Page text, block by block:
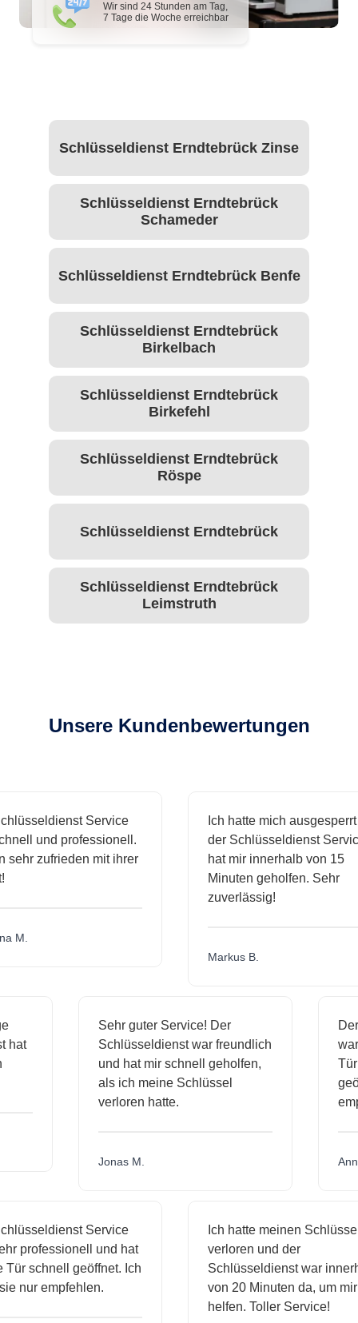
Wir sind 24 Stunden am Tag,
7 Tage die Woche erreichbar
Schlüsseldienst Erndtebrück Zinse
Schlüsseldienst Erndtebrück
Schameder
Schlüsseldienst Erndtebrück Benfe
Schlüsseldienst Erndtebrück
Birkelbach
Schlüsseldienst Erndtebrück
Birkefehl
Schlüsseldienst Erndtebrück
Röspe
Schlüsseldienst Erndtebrück
Schlüsseldienst Erndtebrück
Leimstruth
Unsere Kundenbewertungen
Service
und professionell.
zufrieden mit ihrer
M.
Ich hatte mich ausgesperrt
der Schlüsseldienst Service
hat mir innerhalb von 15
Minuten geholfen. Sehr
zuverlässig!
Markus B.
hat
Sehr guter Service! Der
Schlüsseldienst war freundlich
und hat mir schnell geholfen,
als ich meine Schlüssel
verloren hatte.
Jonas M.
Service
professionell und hat
schnell geöffnet. Ich
nur empfehlen.
Ich hatte meinen Schlüssel
verloren und der
Schlüsseldienst war
von 20 Minuten da, um mir
helfen. Toller Service!